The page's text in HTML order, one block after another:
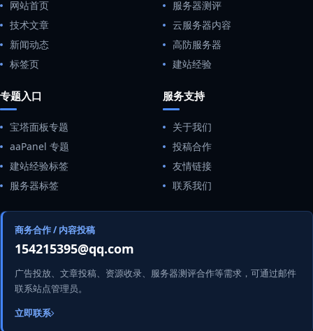
网站首页
技术文章
新闻动态
标签页
服务器测评
云服务器内容
高防服务器
建站经验
专题入口
宝塔面板专题
aaPanel 专题
建站经验标签
服务器标签
服务支持
关于我们
投稿合作
友情链接
联系我们
商务合作 / 内容投稿
154215395@qq.com
广告投放、文章投稿、资源收录、服务器测评合作等需求，可通过邮件
联系站点管理员。
立即联系